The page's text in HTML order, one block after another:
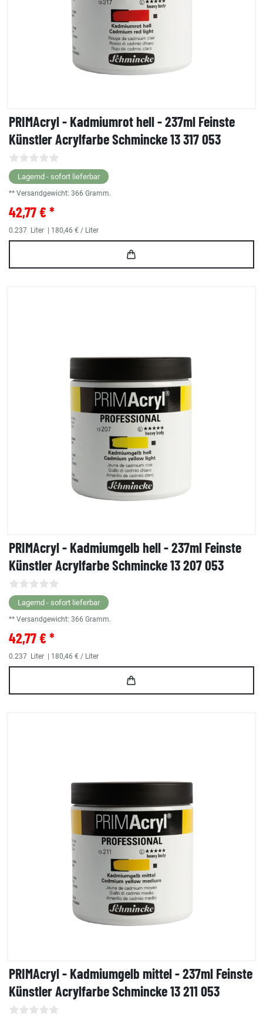
PRIMAcryl - Kadmiumrot hell - 237ml Feinste
Künstler Acrylfarbe Schmincke 13 317 053
Lagernd - sofort lieferbar
** Versandgewicht: 366 Gramm.
42,77 € *
0.237 Liter | 180,46 € / Liter
PRIMAcryl - Kadmiumgelb hell - 237ml Feinste
Künstler Acrylfarbe Schmincke 13 207 053
Lagernd - sofort lieferbar
** Versandgewicht: 366 Gramm.
42,77 € *
0.237 Liter | 180,46 € / Liter
PRIMAcryl - Kadmiumgelb mittel - 237ml Feinste
Künstler Acrylfarbe Schmincke 13 211 053